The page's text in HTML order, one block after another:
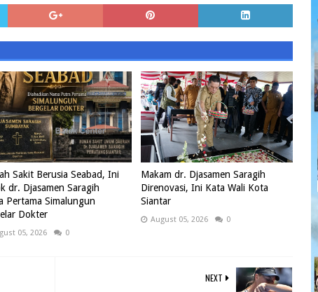
Sakit Berusia Seabad, Ini
dr. Djasamen Saragih
Pertama Simalungun
Dokter
05, 2026 0
Makam dr. Djasamen Saragih
Direnovasi, Ini Kata Wali Kota
Siantar
August 05, 2026 0
NEXT